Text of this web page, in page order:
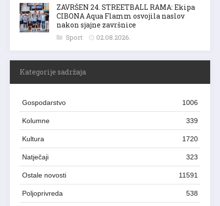
ZAVRŠEN 24. STREETBALL RAMA: Ekipa
CIBONA Aqua Flamm osvojila naslov
nakon sjajne završnice
Sport 02.08.2026.
Kategorije sadržaja
Gospodarstvo 1006
Kolumne 339
Kultura 1720
Natječaji 323
Ostale novosti 11591
Poljoprivreda 538